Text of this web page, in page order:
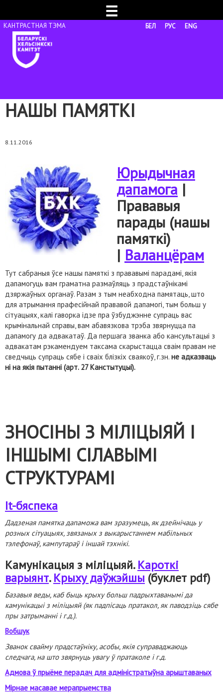
☰
БЕЛ РУС ENG
НАШЫ ПАМЯТКІ
8.11.2016
Юрыдычная
дапамога |
Прававыя
парады (нашы
памяткі)
| Валанцёрам
Тут сабраныя ўсе нашы памяткі з прававымі парадамі, якія
дапамогуць вам граматна размаўляць з прадстаўнікамі
дзяржаўных органаў. Разам з тым неабходна памятаць, што
для атрымання прафесійнай прававой дапамогі, тым больш у
сітуацыях, калі гаворка ідзе пра ўзбуджэнне супраць вас
крымінальнай справы, вам абавязкова трэба звярнуцца па
дапамогу да адвакатаў. Да першага званка або кансультацыі з
адвакатам рэкамендуем таксама скарыстацца сваім правам не
сведчыць супраць сябе і сваіх блізкіх сваякоў, г.зн. не адказваць
ні на якія пытанні (арт. 27 Канстытуцыі).
ЗНОСІНЫ З МІЛІЦЫЯЙ І
ІНШЫМІ СІЛАВЫМІ
СТРУКТУРАМІ
It-бяспека
Дадзеная памятка дапаможа вам зразумець, як дзейнічаць у
розных сітуацыях, звязаных з выкарыстаннем мабільных
тэлефонаў, кампутараў і іншай тэхнікі.
Камунікацыя з міліцыяй.Кароткі
варыянт.Крыху даўжэйшы (буклет pdf)
Базавыя веды, каб быць крыху больш падрыхтаванымі да
камунікацыі з міліцыяй (як падпісаць пратакол, як паводзіць сябе
пры затрыманні і г.д.).
Вобшук
Званок свайму прадстаўніку, асобы, якія суправаджаюць
следчага, на што звярнуць увагу ў пратаколе і г.д.
Адмова ў прыёме перадач для адміністратыўна арыштаваных
Мірнае масавае мерапрыемства